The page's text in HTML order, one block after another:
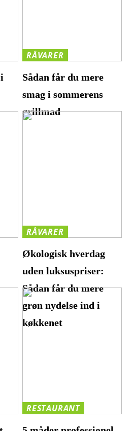
RÅVARER
Sådan får du mere
smag i sommerens
grillmad
RÅVARER
Økologisk hverdag
uden luksuspriser:
Sådan får du mere
grøn nydelse ind i
køkkenet
RESTAURANT